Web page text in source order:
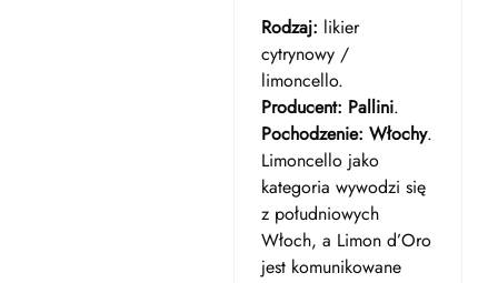
Rodzaj: likier
cytrynowy /
limoncello.
Producent: Pallini.
Pochodzenie: Włochy.
Limoncello jako
kategoria wywodzi się
z południowych
Włoch, a Limon d’Oro
jest komunikowane